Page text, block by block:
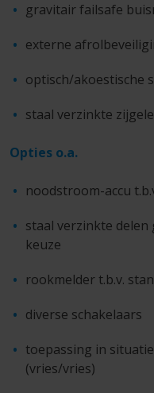
gravitair failsafe
externe
optisch/akoestische
staal verzinkte
Opties o.a.
noodstroom-accu
staal verzinkte
keuze
rookmelder t.b.v.
diverse schakelaars
toepassing in
(vries/vries)